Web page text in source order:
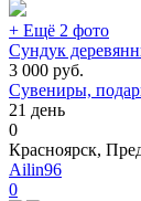
+ Ещё 2 фото
Сундук
3 000 руб.
Сувениры,
21 день
0
Красноярск,
Ailin96
0